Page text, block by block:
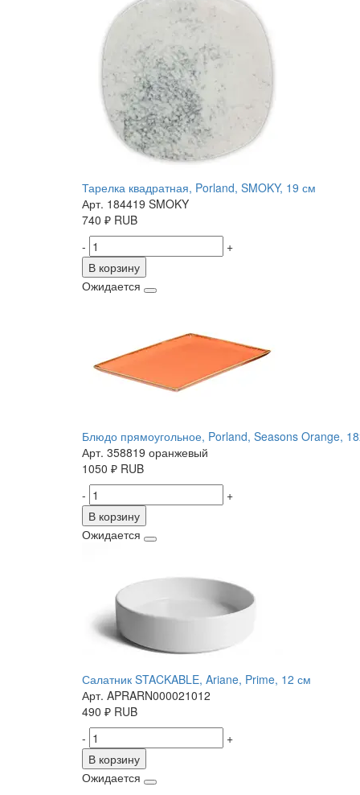
Тарелка квадратная, Porland, SMOKY, 19 см
Арт. 184419 SMOKY
740 ₽ RUB
-
+
В корзину
Ожидается
Блюдо прямоугольное, Porland, Seasons Orange,
Арт. 358819 оранжевый
1050 ₽ RUB
-
+
В корзину
Ожидается
Салатник STACKABLE, Ariane, Prime, 12 см
Арт. APRARN000021012
490 ₽ RUB
-
+
В корзину
Ожидается